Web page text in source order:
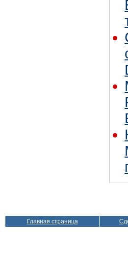
Главная страница